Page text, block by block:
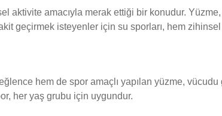
aktivite amacıyla merak ettiği bir konudur.
geçirmek isteyenler için su sporları, hem
hem de spor amaçlı yapılan yüzme, vücudu
her yaş grubu için uygundur.